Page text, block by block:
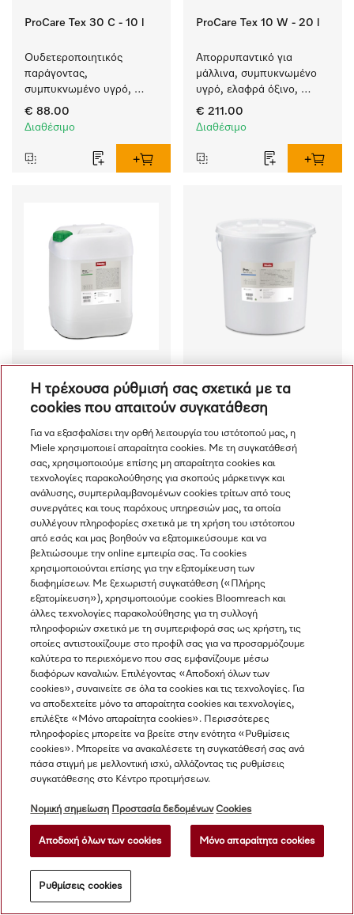
ProCare Tex 30 C - 10 l
Ουδετεροποιητικός
παράγοντας,
συμπυκνωμένο υγρό,
όξινο, 10 l για απόλυτη
προστασία των
αξιόπιστη
ουδετεροποίηση.
€ 88.00
Διαθέσιμο
ProCare Tex 10 W - 20 l
Απορρυπαντικό για
μάλλινα, συμπυκνωμένο
υγρό, ελαφρά όξινο,
20 l για πλύση μάλλινων
σε πλυντήρια ρούχων.
€ 211.00
Διαθέσιμο
ProCare Tex 10 B+ - 20 l
Ενισχυτικό πλύσης,
συμπυκνωμένο υγρό,
ουδέτερο, 20 l για
αποτελεσματική
αφαίρεση των λιπαρών
λεκέδων.
€ 119.00
Διαθέσιμο
ProCare Tex 11 COL - 8 kg
Απορρυπαντικό για
χρωματιστά, σε σκόνη,
ήπια αλκαλικό, 8 kg για
πλύσιμο χρωματιστών
χωρίς να ξεθωριάζουν.
€ 75.00
Διαθέσιμο
ProCare Tex 11 COL - 20
kg
Απορρυπαντικό σε σκόνη
για χρωματιστά, ήπια
αλκαλικό, 20 kg για
χωρίς να ξεθωριάζουν.
€ 169.00
Διαθέσιμο
APCL 106
Μονάδα επικοινωνίας Με
για σύνδεση με εξωτερικά
συστήματα.
Η τρέχουσα ρύθμισή σας σχετικά με τα
cookies που απαιτούν συγκατάθεση
Για να εξασφαλίσει την ορθή λειτουργία του ιστότοπού μας, η
Miele χρησιμοποιεί απαραίτητα cookies. Με τη συγκατάθεσή
σας, χρησιμοποιούμε επίσης μη απαραίτητα cookies και
τεχνολογίες παρακολούθησης για σκοπούς μάρκετινγκ και
ανάλυσης, συμπεριλαμβανομένων cookies τρίτων από τους
συνεργάτες και τους παρόχους υπηρεσιών μας, τα οποία
συλλέγουν πληροφορίες σχετικά με τη χρήση του ιστότοπου
από εσάς και μας βοηθούν να εξατομικεύσουμε και να
βελτιώσουμε την online εμπειρία σας. Τα cookies
χρησιμοποιούνται επίσης για την εξατομίκευση των
διαφημίσεων. Με ξεχωριστή συγκατάθεση («Πλήρης
εξατομίκευση»), χρησιμοποιούμε cookies Bloomreach και
άλλες τεχνολογίες παρακολούθησης για τη συλλογή
πληροφοριών σχετικά με τη συμπεριφορά σας ως χρήστη, τις
οποίες αντιστοιχίζουμε στο προφίλ σας για να προσαρμόζουμε
καλύτερα το περιεχόμενο που σας εμφανίζουμε μέσω
διαφόρων καναλιών. Επιλέγοντας «Αποδοχή όλων των
cookies», συναινείτε σε όλα τα cookies και τις τεχνολογίες. Για
να αποδεχτείτε μόνο τα απαραίτητα cookies και τεχνολογίες,
επιλέξτε «Μόνο απαραίτητα cookies». Περισσότερες
πληροφορίες μπορείτε να βρείτε στην ενότητα «Ρυθμίσεις
cookies». Μπορείτε να ανακαλέσετε τη συγκατάθεσή σας ανά
πάσα στιγμή με μελλοντική ισχύ, αλλάζοντας τις ρυθμίσεις
συγκατάθεσης στο Κέντρο προτιμήσεων.
Νομική σημείωση Προστασία δεδομένων Cookies
Αποδοχή όλων των cookies Μόνο απαραίτητα cookies
Ρυθμίσεις cookies